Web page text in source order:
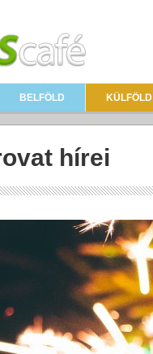
BELFÖLD KÜLFÖLD
hírei